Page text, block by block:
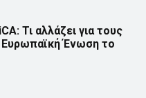
Τι αλλάζει για τους
Ένωση το